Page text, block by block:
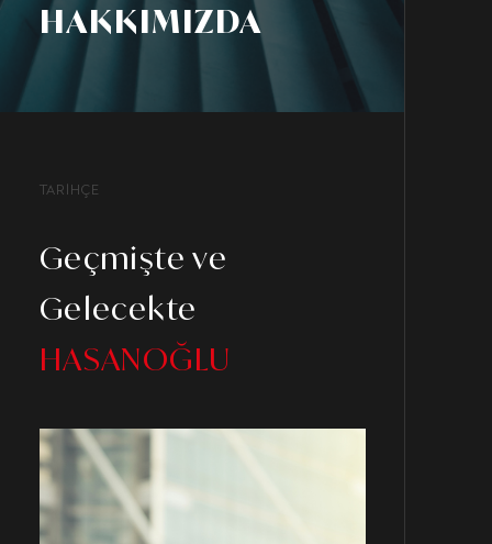
HAKKIMIZDA
TARİHÇE
Geçmişte ve
Gelecekte
HASANOĞLU